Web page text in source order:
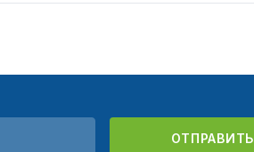
ОТПРАВИТЬ